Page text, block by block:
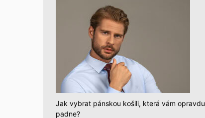
Jak vybrat pánskou košili, která vám opravdu
padne?